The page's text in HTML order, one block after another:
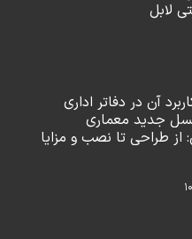
لابل
آن در دفاتر اداری
جدید معماری
طراحی تا نصب و مزایا